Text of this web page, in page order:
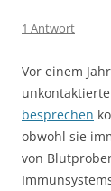
1 Antwort
Vor einem
besprechen
obwohl sie
von